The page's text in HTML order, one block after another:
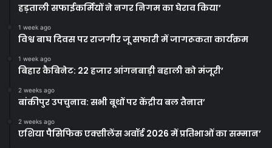
हड़ताली सफाईकर्मियों ने नगर निगम का घेराव किया’
1 week ago
विश्व बाघ दिवस पर राजगीर जू सफारी में जागरूकता कार्यक्रम
1 week ago
बिहार कैबिनेट: 22 हजार आंगनबाड़ी बहाली को मंजूरी’
2 weeks ago
बांकीपुर उपचुनाव: सभी बूथों पर केंद्रीय बल तैनात’
2 weeks ago
एशिया पैसिफिक एक्सीलेंस अवॉर्ड 2026 में प्रतिभाओं का सम्मान’